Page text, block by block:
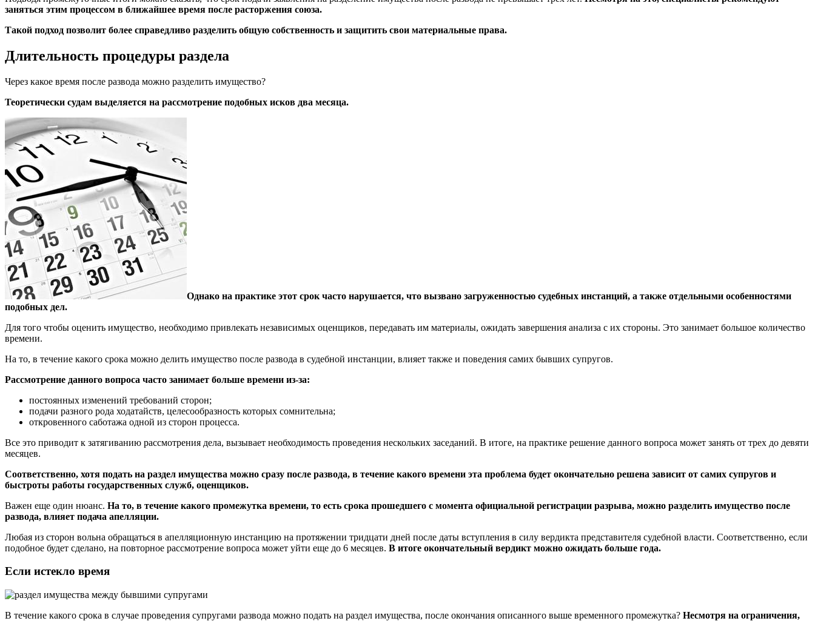
заняться этим процессом в ближайшее время после расторжения союза.
Такой подход позволит более справедливо разделить общую собственность и защитить свои материальные права.
Длительность процедуры раздела
Через какое время после развода можно разделить имущество?
Теоретически судам выделяется на рассмотрение подобных исков два месяца.
Однако на практике этот срок часто нарушается, что вызвано загруженностью судебных инстанций, а также отдельными особенностями
подобных дел.
Для того чтобы оценить имущество, необходимо привлекать независимых оценщиков, передавать им материалы, ожидать завершения анализа с их стороны. Это занимает большое количество
времени.
На то, в течение какого срока можно делить имущество после развода в судебной инстанции, влияет также и поведения самих бывших супругов.
Рассмотрение данного вопроса часто занимает больше времени из-за:
постоянных изменений требований сторон;
подачи разного рода ходатайств, целесообразность которых сомнительна;
откровенного саботажа одной из сторон процесса.
Все это приводит к затягиванию рассмотрения дела, вызывает необходимость проведения нескольких заседаний. В итоге, на практике решение данного вопроса может занять от трех до девяти
месяцев.
Соответственно, хотя подать на раздел имущества можно сразу после развода, в течение какого времени эта проблема будет окончательно решена зависит от самих супругов и
быстроты работы государственных служб, оценщиков.
Важен еще один нюанс. На то, в течение какого промежутка времени, то есть срока прошедшего с момента официальной регистрации разрыва, можно разделить имущество после
развода, влияет подача апелляции.
Любая из сторон вольна обращаться в апелляционную инстанцию на протяжении тридцати дней после даты вступления в силу вердикта представителя судебной власти. Соответственно, если
подобное будет сделано, на повторное рассмотрение вопроса может уйти еще до 6 месяцев. В итоге окончательный вердикт можно ожидать больше года.
Если истекло время
В течение какого срока в случае проведения супругами развода можно подать на раздел имущества, после окончания описанного выше временного промежутка? Несмотря на ограничения,